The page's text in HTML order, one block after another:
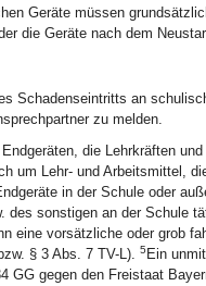
Geräte müssen
die Geräte nach dem
Schadenseintritts an
zu melden.
die Lehrkräften
um Lehr- und Arbeitsmittel,
in der Schule oder
des sonstigen an der Schule
eine vorsätzliche oder grob
§ 3 Abs. 7 TV-L). 5 Ein
GG gegen den Freistaat